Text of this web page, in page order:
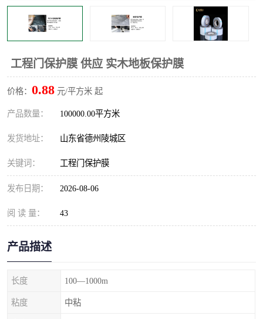
工程门保护膜 供应 实木地板保护膜
价格： 0.88 元/平方米 起
产品数量： 100000.00平方米
发货地址： 山东省德州陵城区
关键词： 工程门保护膜
发布日期： 2026-08-06
阅 读 量： 43
产品描述
长度 100—1000m
粘度 中粘
不锈钢板保护膜 一次性隔离膜